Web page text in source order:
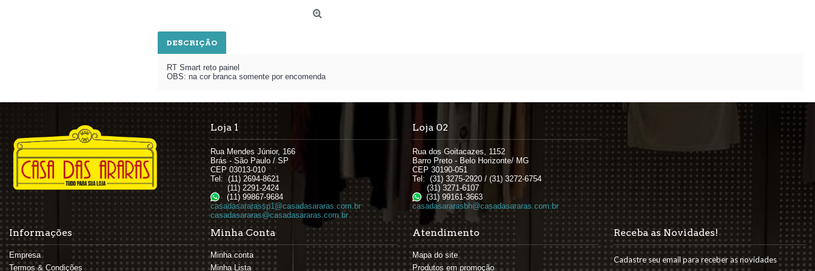
DESCRIÇÃO
RT Smart reto painel
OBS: na cor branca somente por encomenda
Loja 1
Rua Mendes Júnior, 166
Brás - São Paulo / SP
CEP 03013-010
Tel: (11) 2694-8621
(11) 2291-2424
(11) 99867-9684
casadasararassp1@casadasararas.com.br
casadasararas@casadasararas.com.br
Loja 02
Rua dos Goitacazes, 1152
Barro Preto - Belo Horizonte/ MG
CEP 30190-051
Tel: (31) 3275-2920 / (31) 3272-6754
(31) 3271-6107
(31) 99161-3663
casadasararasbh@casadasararas.com.br
Informações
Empresa
Termos & Condições
Minha Conta
Minha conta
Minha Lista
Atendimento
Mapa do site
Produtos em promoção
Receba as Novidades!
Cadastre seu email para receber as novidades